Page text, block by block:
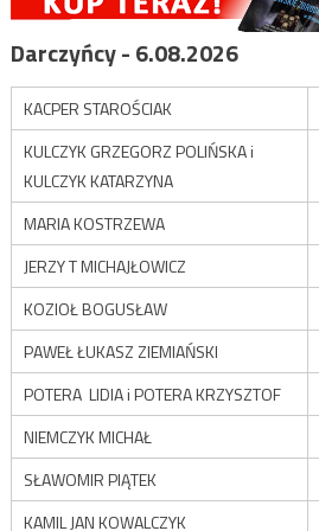
Darczyńcy - 6.08.2026
KACPER STAROŚCIAK
KULCZYK GRZEGORZ POLIŃSKA i
KULCZYK KATARZYNA
MARIA KOSTRZEWA
JERZY T MICHAJŁOWICZ
KOZIOŁ BOGUSŁAW
PAWEŁ ŁUKASZ ZIEMIAŃSKI
POTERA LIDIA i POTERA KRZYSZTOF
NIEMCZYK MICHAŁ
SŁAWOMIR PIĄTEK
KAMIL JAN KOWALCZYK